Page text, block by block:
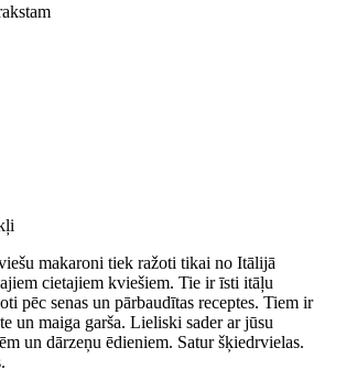
makaroni tiek ražoti tikai no Itālijā
cietajiem kviešiem. Tie ir īsti itāļu
pēc senas un pārbaudītas receptes. Tiem ir
un maiga garša. Lieliski sader ar jūsu
un dārzeņu ēdieniem. Satur šķiedrvielas.